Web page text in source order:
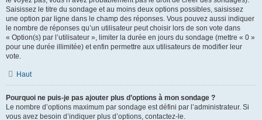
Saisissez le titre du sondage et au moins deux options possibles, saisissez
une option par ligne dans le champ des réponses. Vous pouvez aussi indiquer
le nombre de réponses qu’un utilisateur peut choisir lors de son vote dans
« Option(s) par l’utilisateur », limiter la durée en jours du sondage (mettre « 0 »
pour une durée illimitée) et enfin permettre aux utilisateurs de modifier leur
vote.
Haut
Pourquoi ne puis-je pas ajouter plus d’options à mon sondage ?
Le nombre d’options maximum par sondage est défini par l’administrateur. Si
vous avez besoin d’indiquer plus d’options, contactez-le.